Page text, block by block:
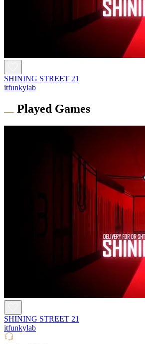
SHINING STREET 21
itfunkylab
Played Games
SHINING STREET 21
itfunkylab